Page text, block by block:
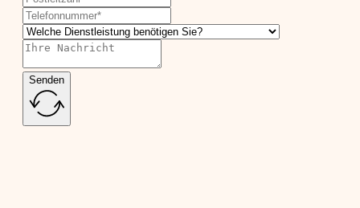
Senden